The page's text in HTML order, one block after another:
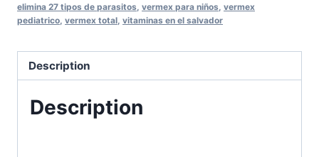
elimina 27 tipos de parasitos vermex para niños vermex
pediatrico vermex total vitaminas en el salvador
Description
Description